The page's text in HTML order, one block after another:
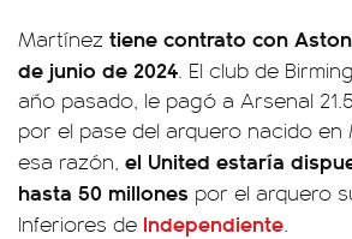
Martínez tiene contrato con
de junio de 2024. El club de
año pasado, le pagó a Arsenal
por el pase del arquero nacido en
esa razón, el United estaría
hasta 50 millones por el arquero
Inferiores de Independiente.